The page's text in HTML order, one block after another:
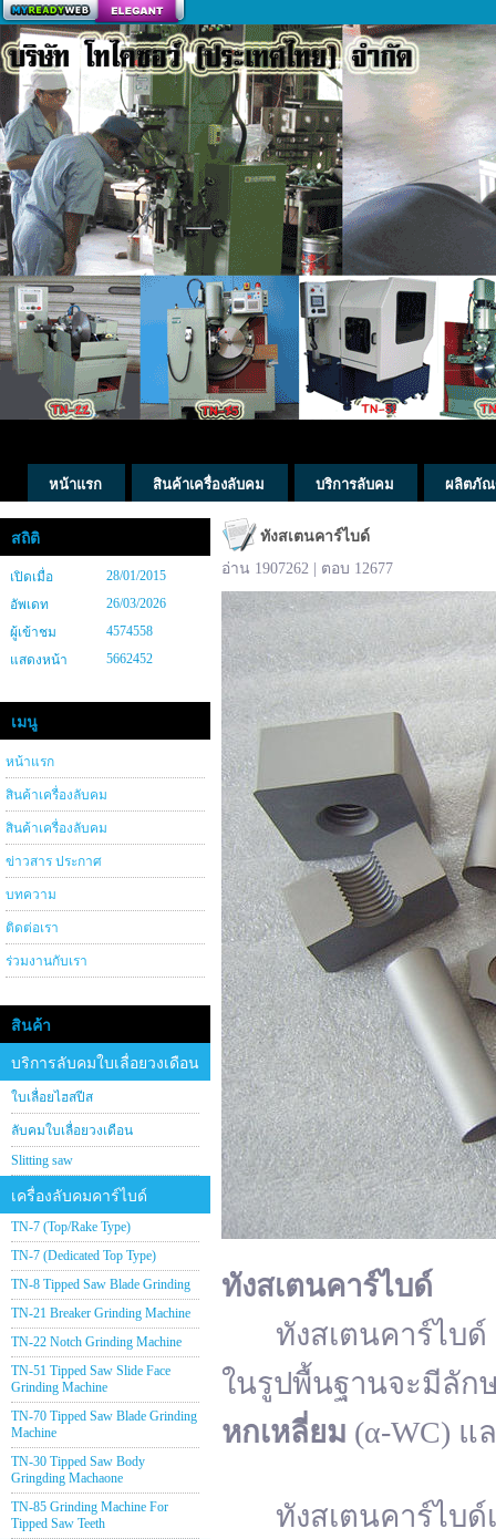
สร้างเว็บ
หน้าแรก สินค้าเครื่องลับคม บริการลับคม ผลิตภัณ
สถิติ
เปิดเมื่อ
28/01/2015
อัพเดท
26/03/2026
ผู้เข้าชม
4574558
แสดงหน้า
5662452
เมนู
หน้าแรก
สินค้าเครื่องลับคม
สินค้าเครื่องลับคม
ข่าวสาร ประกาศ
บทความ
ติดต่อเรา
ร่วมงานกับเรา
สินค้า
บริการลับคมใบเลื่อยวงเดือน
ใบเลื่อยไฮสปีส
ลับคมใบเลื่อยวงเดือน
Slitting saw
เครื่องลับคมคาร์ไบด์
TN-7 (Top/Rake Type)
TN-7 (Dedicated Top Type)
TN-8 Tipped Saw Blade Grinding
TN-21 Breaker Grinding Machine
TN-22 Notch Grinding Machine
TN-51 Tipped Saw Slide Face
Grinding Machine
TN-70 Tipped Saw Blade Grinding
Machine
TN-30 Tipped Saw Body
Gringding Machaone
TN-85 Grinding Machine For
Tipped Saw Teeth
ทังสเตนคาร์ไบด์
อ่าน 1907262 | ตอบ 12677
ทังสเตนคาร์ไบด์
ทังสเตนคาร์ไบด์ (
ในรูปพื้นฐานจะมีลัก
หกเหลี่ยม (α-WC) แ
ทังสเตนคาร์ไบด์เ